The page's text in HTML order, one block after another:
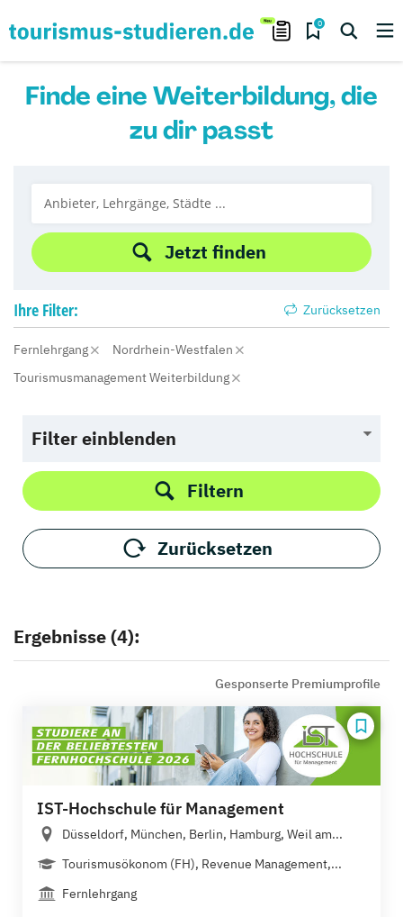
0
Finde eine Weiterbildung, die
zu dir passt
Jetzt finden
Ihre Filter: Zurücksetzen
Fernlehrgang
Nordrhein-Westfalen
Tourismusmanagement Weiterbildung
Filter einblenden
Filtern
Zurücksetzen
Ergebnisse (4):
Gesponserte Premiumprofile
IST-Hochschule für Management
Düsseldorf, München, Berlin, Hamburg, Weil am...
Tourismusökonom (FH), Revenue Management,...
Fernlehrgang